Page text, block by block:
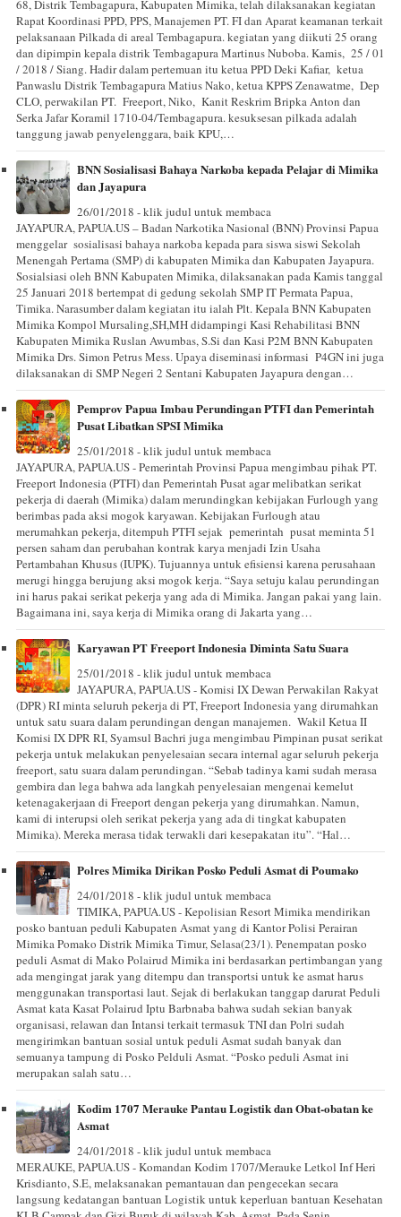
68, Distrik Tembagapura, Kabupaten Mimika, telah dilaksanakan kegiatan
Rapat Koordinasi PPD, PPS, Manajemen PT. FI dan Aparat keamanan terkait
pelaksanaan Pilkada di areal Tembagapura. kegiatan yang diikuti 25 orang
dan dipimpin kepala distrik Tembagapura Martinus Nuboba. Kamis, 25 / 01
/ 2018 / Siang. Hadir dalam pertemuan itu ketua PPD Deki Kafiar, ketua
Panwaslu Distrik Tembagapura Matius Nako, ketua KPPS Zenawatme, Dep
CLO, perwakilan PT. Freeport, Niko, Kanit Reskrim Bripka Anton dan
Serka Jafar Koramil 1710-04/Tembagapura. kesuksesan pilkada adalah
tanggung jawab penyelenggara, baik KPU,…
BNN Sosialisasi Bahaya Narkoba kepada Pelajar di Mimika
dan Jayapura
26/01/2018 - klik judul untuk membaca
JAYAPURA, PAPUA.US – Badan Narkotika Nasional (BNN) Provinsi Papua
menggelar sosialisasi bahaya narkoba kepada para siswa siswi Sekolah
Menengah Pertama (SMP) di kabupaten Mimika dan Kabupaten Jayapura.
Sosialsiasi oleh BNN Kabupaten Mimika, dilaksanakan pada Kamis tanggal
25 Januari 2018 bertempat di gedung sekolah SMP IT Permata Papua,
Timika. Narasumber dalam kegiatan itu ialah Plt. Kepala BNN Kabupaten
Mimika Kompol Mursaling,SH,MH didampingi Kasi Rehabilitasi BNN
Kabupaten Mimika Ruslan Awumbas, S.Si dan Kasi P2M BNN Kabupaten
Mimika Drs. Simon Petrus Mess. Upaya diseminasi informasi P4GN ini juga
dilaksanakan di SMP Negeri 2 Sentani Kabupaten Jayapura dengan…
Pemprov Papua Imbau Perundingan PTFI dan Pemerintah
Pusat Libatkan SPSI Mimika
25/01/2018 - klik judul untuk membaca
JAYAPURA, PAPUA.US - Pemerintah Provinsi Papua mengimbau pihak PT.
Freeport Indonesia (PTFI) dan Pemerintah Pusat agar melibatkan serikat
pekerja di daerah (Mimika) dalam merundingkan kebijakan Furlough yang
berimbas pada aksi mogok karyawan. Kebijakan Furlough atau
merumahkan pekerja, ditempuh PTFI sejak pemerintah pusat meminta 51
persen saham dan perubahan kontrak karya menjadi Izin Usaha
Pertambahan Khusus (IUPK). Tujuannya untuk efisiensi karena perusahaan
merugi hingga berujung aksi mogok kerja. “Saya setuju kalau perundingan
ini harus pakai serikat pekerja yang ada di Mimika. Jangan pakai yang lain.
Bagaimana ini, saya kerja di Mimika orang di Jakarta yang…
Karyawan PT Freeport Indonesia Diminta Satu Suara
25/01/2018 - klik judul untuk membaca
JAYAPURA, PAPUA.US - Komisi IX Dewan Perwakilan Rakyat
(DPR) RI minta seluruh pekerja di PT, Freeport Indonesia yang dirumahkan
untuk satu suara dalam perundingan dengan manajemen. Wakil Ketua II
Komisi IX DPR RI, Syamsul Bachri juga mengimbau Pimpinan pusat serikat
pekerja untuk melakukan penyelesaian secara internal agar seluruh pekerja
freeport, satu suara dalam perundingan. “Sebab tadinya kami sudah merasa
gembira dan lega bahwa ada langkah penyelesaian mengenai kemelut
ketenagakerjaan di Freeport dengan pekerja yang dirumahkan. Namun,
kami di interupsi oleh serikat pekerja yang ada di tingkat kabupaten
Mimika). Mereka merasa tidak terwakli dari kesepakatan itu”. “Hal…
Polres Mimika Dirikan Posko Peduli Asmat di Poumako
24/01/2018 - klik judul untuk membaca
TIMIKA, PAPUA.US - Kepolisian Resort Mimika mendirikan
posko bantuan peduli Kabupaten Asmat yang di Kantor Polisi Perairan
Mimika Pomako Distrik Mimika Timur, Selasa(23/1). Penempatan posko
peduli Asmat di Mako Polairud Mimika ini berdasarkan pertimbangan yang
ada mengingat jarak yang ditempu dan transportsi untuk ke asmat harus
menggunakan transportasi laut. Sejak di berlakukan tanggap darurat Peduli
Asmat kata Kasat Polairud Iptu Barbnaba bahwa sudah sekian banyak
organisasi, relawan dan Intansi terkait termasuk TNI dan Polri sudah
mengirimkan bantuan sosial untuk peduli Asmat sudah banyak dan
semuanya tampung di Posko Pelduli Asmat. “Posko peduli Asmat ini
merupakan salah satu…
Kodim 1707 Merauke Pantau Logistik dan Obat-obatan ke
Asmat
24/01/2018 - klik judul untuk membaca
MERAUKE, PAPUA.US - Komandan Kodim 1707/Merauke Letkol Inf Heri
Krisdianto, S.E, melaksanakan pemantauan dan pengecekan secara
langsung kedatangan bantuan Logistik untuk keperluan bantuan Kesehatan